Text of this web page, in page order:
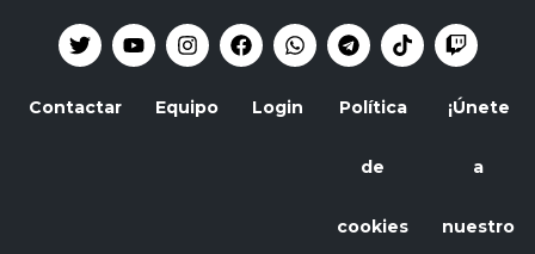
Contactar Equipo Login Política
de
cookies
¡Únete
a
nuestro